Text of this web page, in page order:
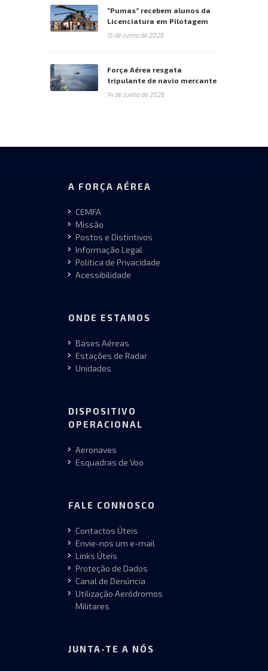
“Pumas” recebem alunos da
Licenciatura em Pilotagem
15 de Junho de 2026
Força Aérea resgata
tripulante de navio mercante
14 de Junho de 2026
A FORÇA AÉREA
CEMFA
Missão
Postos e Distintivos
Informação Legal
Política de Privacidade
Acessibilidade
ONDE ESTAMOS
Bases Aéreas
Estações de Radar
Unidades
DISPOSITIVO
OPERACIONAL
Aeronaves
Esquadras de Voo
FALE CONNOSCO
Contactos Úteis
Envie-nos um e-mail
Links Úteis
Proteção de Dados
Canal de Denúncia
Utilização Aeródromos
Militares
JUNTA-TE A NÓS